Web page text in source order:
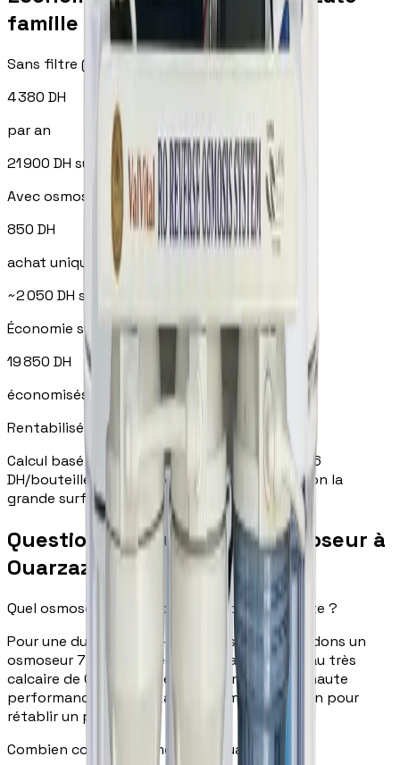
famille de 4 personnes
Sans filtre (bouteilles)
4 380 DH
par an
21 900 DH sur 5 ans
Avec osmoseur Qatarat
850 DH
achat unique + entretien ~300 DH/an
~2 050 DH sur 5 ans
Économie sur 5 ans
19 850 DH
économisés
Rentabilisé en ~3 mois
Calcul basé sur 2 bouteilles de 1,5L par jour à 6
DH/bouteille. Prix des bouteilles variables selon la
grande surface.
Questions fréquentes — Osmoseur à
Ouarzazate
Quel osmoseur choisir pour l'eau de Ouarzazate ?
Pour une dureté de 32–52°f, nous recommandons un
osmoseur 7 étapes avec reminéralisation. L'eau très
calcaire de Ouarzazate exige une membrane haute
performance et une étape de reminéralisation pour
rétablir un pH optimal.
Combien coûte un osmoseur à Ouarzazate ?